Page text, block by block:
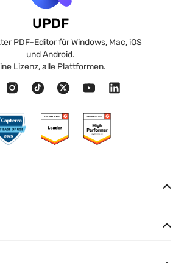
UPDF
PDF-Editor für Windows, Mac, iOS
und Android.
Lizenz, alle Plattformen.